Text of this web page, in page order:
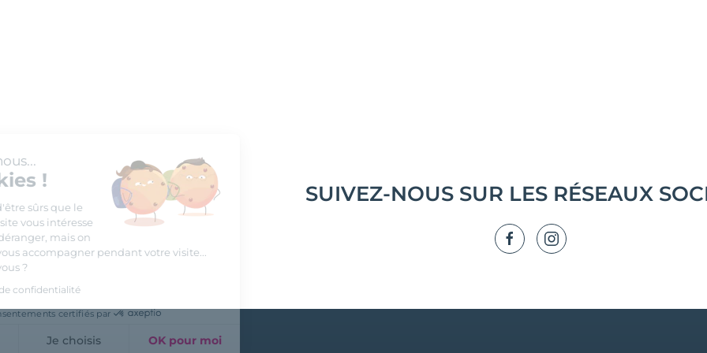
SUIVEZ-NOUS SUR LES RÉSEAUX
Salut c'est nous...
les Cookies !
On a attendu d'être sûrs que le
contenu de ce site vous intéresse
avant de vous déranger, mais on
aimerait bien vous accompagner pendant votre visite...
Lire la politique de confidentialité
Consentements certifiés par
Non merci Je choisis